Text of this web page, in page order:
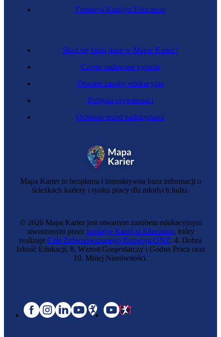
Mapa Karier to bezpłatna i interaktywna baza informacji o
ścieżkach kariery i rynku pracy dla młodych ludzi.
Skąd się biorą dane w Mapie Karier?
Często zadawane pytania
Otwarte zasoby edukacyjne
Polityka prywatności
Ochrona przed nadużyciami
Fundacja Katalyst Education
© 2026 Mapa Karier jest otwartym zasobem edukacyjnym
stworzonym przez fundację Katalyst Education, który
realizuje Cele Zrównoważonego Rozwoju ONZ: 4. Dobra
Jakość Edukacji, 8. Wzrost Gospodarczy i Godna Praca oraz
10. Mniej Nierówności.